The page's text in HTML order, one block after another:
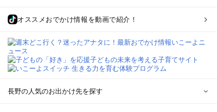
オススメおでかけ情報を動画で紹介！
長野の人気のお出かけ先を探す